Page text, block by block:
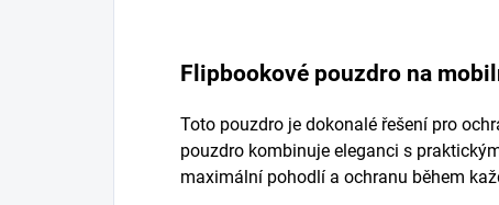
Flipbookové pouzdro na
Toto pouzdro je dokonalé řešení pro
pouzdro kombinuje eleganci s
maximální pohodlí a ochranu během